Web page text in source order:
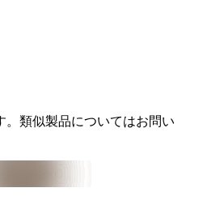
。類似製品についてはお問い